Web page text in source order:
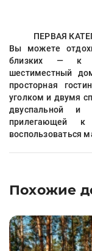
ПЕРВАЯ
Вы можете
близких — к
шестиместный
просторная
уголком и двумя
двуспальной и
прилегающей
воспользоваться
Похожие